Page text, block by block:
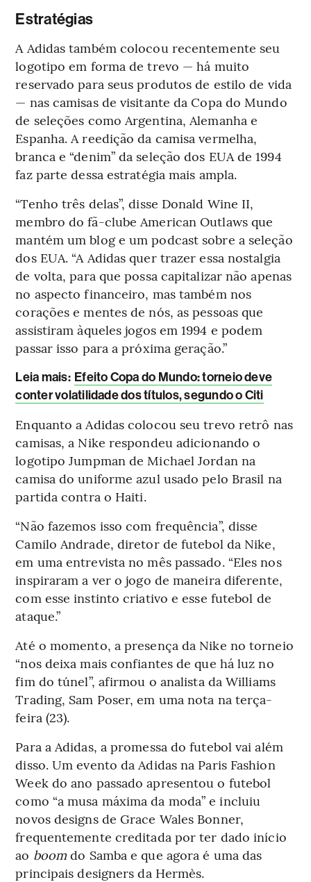
Estratégias
A Adidas também colocou recentemente seu
logotipo em forma de trevo — há muito
reservado para seus produtos de estilo de vida
— nas camisas de visitante da Copa do Mundo
de seleções como Argentina, Alemanha e
Espanha. A reedição da camisa vermelha,
branca e “denim” da seleção dos EUA de 1994
faz parte dessa estratégia mais ampla.
“Tenho três delas”, disse Donald Wine II,
membro do fã-clube American Outlaws que
mantém um blog e um podcast sobre a seleção
dos EUA. “A Adidas quer trazer essa nostalgia
de volta, para que possa capitalizar não apenas
no aspecto financeiro, mas também nos
corações e mentes de nós, as pessoas que
assistiram àqueles jogos em 1994 e podem
passar isso para a próxima geração.”
Leia mais: Efeito Copa do Mundo: torneio deve
conter volatilidade dos títulos, segundo o Citi
Enquanto a Adidas colocou seu trevo retrô nas
camisas, a Nike respondeu adicionando o
logotipo Jumpman de Michael Jordan na
camisa do uniforme azul usado pelo Brasil na
partida contra o Haiti.
“Não fazemos isso com frequência”, disse
Camilo Andrade, diretor de futebol da Nike,
em uma entrevista no mês passado. “Eles nos
inspiraram a ver o jogo de maneira diferente,
com esse instinto criativo e esse futebol de
ataque.”
Até o momento, a presença da Nike no torneio
“nos deixa mais confiantes de que há luz no
fim do túnel”, afirmou o analista da Williams
Trading, Sam Poser, em uma nota na terça-
feira (23).
Para a Adidas, a promessa do futebol vai além
disso. Um evento da Adidas na Paris Fashion
Week do ano passado apresentou o futebol
como “a musa máxima da moda” e incluiu
novos designs de Grace Wales Bonner,
frequentemente creditada por ter dado início
ao boomdo Samba e que agora é uma das
principais designers da Hermès.